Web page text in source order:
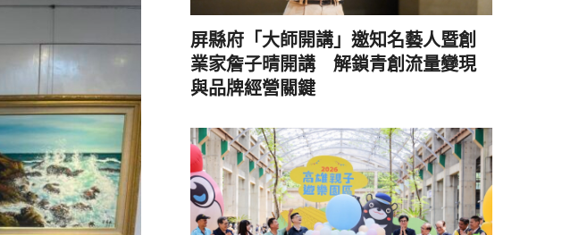
屏縣府「大師開講」邀知名藝人暨創
業家詹子晴開講 解鎖青創流量變現
與品牌經營關鍵